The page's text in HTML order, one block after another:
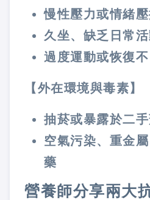
慢性壓力或情緒
久坐、缺乏日常
過度運動或恢復不
【外在環境與毒素】
抽菸或暴露於二
空氣污染、重金
藥
營養師分享兩大